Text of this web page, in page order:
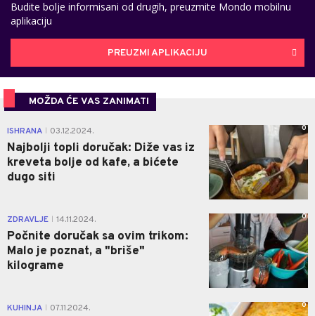
Budite bolje informisani od drugih, preuzmite Mondo mobilnu
aplikaciju
PREUZMI APLIKACIJU
MOŽDA ĆE VAS ZANIMATI
ISHRANA 03.12.2024.
Najbolji topli doručak: Diže vas iz
kreveta bolje od kafe, a bićete
dugo siti
0
ZDRAVLJE 14.11.2024.
Počnite doručak sa ovim trikom:
Malo je poznat, a "briše"
kilograme
0
KUHINJA 07.11.2024. 0